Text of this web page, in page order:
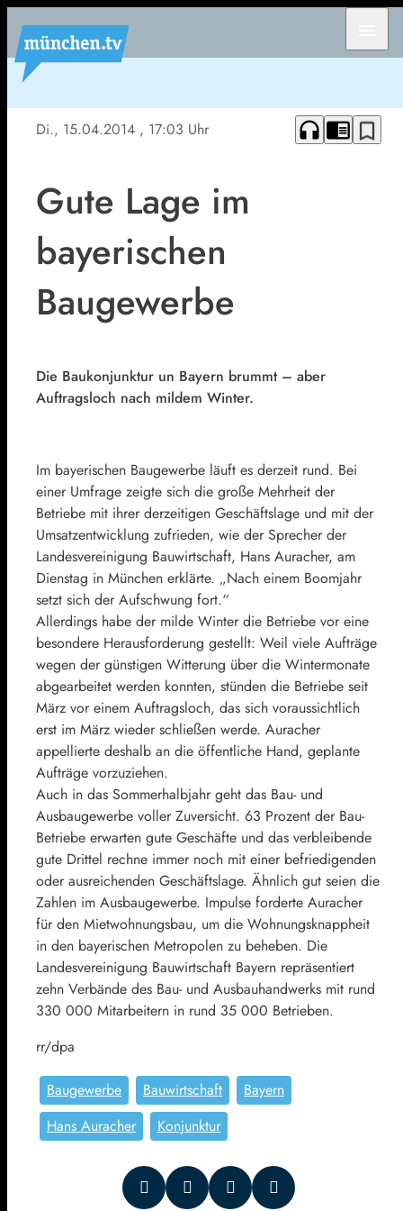
Di., 15.04.2014 , 17:03 Uhr headphones chrome_reader_mode bookmark_border
Gute Lage im
bayerischen
Baugewerbe
Die Baukonjunktur un Bayern brummt – aber
Auftragsloch nach mildem Winter.
Im bayerischen Baugewerbe läuft es derzeit rund. Bei
einer Umfrage zeigte sich die große Mehrheit der
Betriebe mit ihrer derzeitigen Geschäftslage und mit der
Umsatzentwicklung zufrieden, wie der Sprecher der
Landesvereinigung Bauwirtschaft, Hans Auracher, am
Dienstag in München erklärte. „Nach einem Boomjahr
setzt sich der Aufschwung fort.“
Allerdings habe der milde Winter die Betriebe vor eine
besondere Herausforderung gestellt: Weil viele Aufträge
wegen der günstigen Witterung über die Wintermonate
abgearbeitet werden konnten, stünden die Betriebe seit
März vor einem Auftragsloch, das sich voraussichtlich
erst im März wieder schließen werde. Auracher
appellierte deshalb an die öffentliche Hand, geplante
Aufträge vorzuziehen.
Auch in das Sommerhalbjahr geht das Bau- und
Ausbaugewerbe voller Zuversicht. 63 Prozent der Bau-
Betriebe erwarten gute Geschäfte und das verbleibende
gute Drittel rechne immer noch mit einer befriedigenden
oder ausreichenden Geschäftslage. Ähnlich gut seien die
Zahlen im Ausbaugewerbe. Impulse forderte Auracher
für den Mietwohnungsbau, um die Wohnungsknappheit
in den bayerischen Metropolen zu beheben. Die
Landesvereinigung Bauwirtschaft Bayern repräsentiert
zehn Verbände des Bau- und Ausbauhandwerks mit rund
330 000 Mitarbeitern in rund 35 000 Betrieben.
rr/dpa
Baugewerbe Bauwirtschaft
Bayern
Hans Auracher
Konjunktur